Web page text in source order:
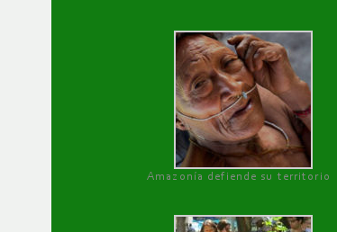
Amazonía defiende su territorio